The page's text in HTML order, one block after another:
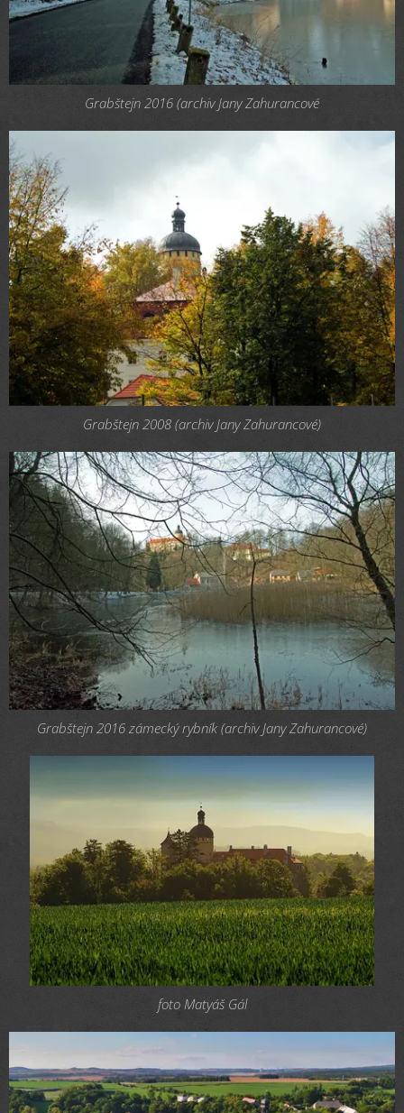
Grabštejn 2016 (archiv Jany Zahurancové
Grabštejn 2008 (archiv Jany Zahurancové)
Grabštejn 2016 zámecký rybník (archiv Jany Zahurancové)
foto Matyáš Gál